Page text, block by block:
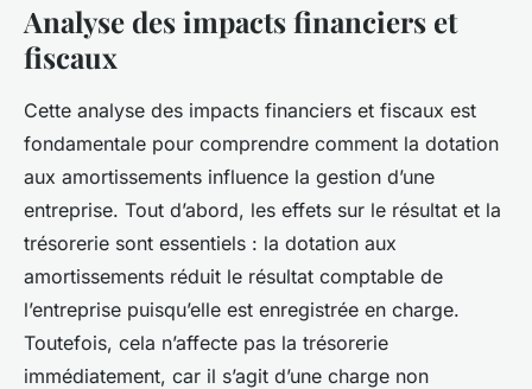
Analyse des impacts financiers et
fiscaux
Cette analyse des impacts financiers et fiscaux est
fondamentale pour comprendre comment la dotation
aux amortissements influence la gestion d’une
entreprise. Tout d’abord, les effets sur le résultat et la
trésorerie sont essentiels : la dotation aux
amortissements réduit le résultat comptable de
l’entreprise puisqu’elle est enregistrée en charge.
Toutefois, cela n’affecte pas la trésorerie
immédiatement, car il s’agit d’une charge non